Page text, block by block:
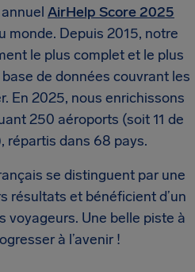
AirHelp Score 2025
monde. Depuis 2015, notre
le plus complet et le plus
de données couvrant les
En 2025, nous enrichissons
250 aéroports (soit 11 de
répartis dans 68 pays.
se distinguent par une
résultats et bénéficient d’un
voyageurs. Une belle piste à
à l’avenir !